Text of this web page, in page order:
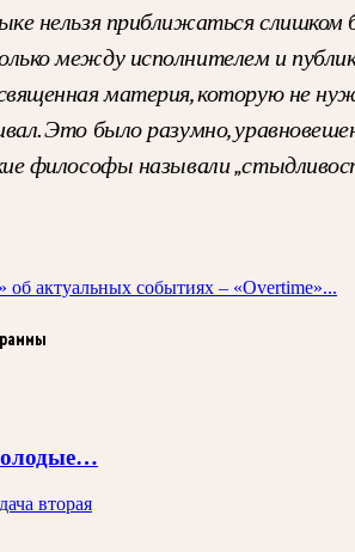
нельзя приближаться слишком
между исполнителем и
материя, которую не
Это было разумно,
философы называли
актуальных событиях – «Overtime»...
вторая